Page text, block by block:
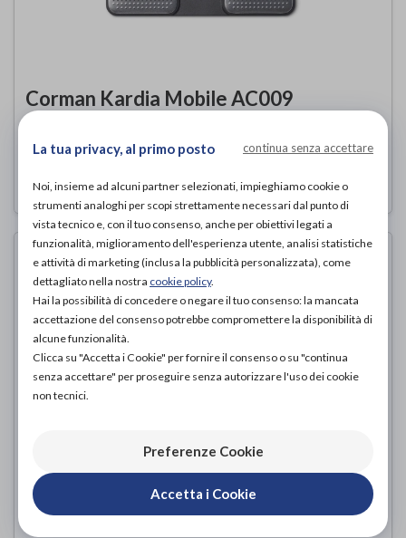
Corman Kardia Mobile AC009
di
PROVA E ACQUISTA IN NEGOZIO DA 119,00€
Coppia Cavi A Due Derivazioni
(blu+giallo)
diI-Tech Medical Division
La tua privacy, al primo posto continua senza accettare
Noi, insieme ad alcuni partner selezionati, impieghiamo cookie o
strumenti analoghi per scopi strettamente necessari dal punto di
vista tecnico e, con il tuo consenso, anche per obiettivi legati a
funzionalità, miglioramento dell'esperienza utente, analisi statistiche
e attività di marketing (inclusa la pubblicità personalizzata), come
dettagliato nella nostra cookie policy.
Hai la possibilità di concedere o negare il tuo consenso: la mancata
accettazione del consenso potrebbe compromettere la disponibilità di
alcune funzionalità.
Clicca su "Accetta i Cookie" per fornire il consenso o su "continua
senza accettare" per proseguire senza autorizzare l'uso dei cookie
non tecnici.
Preferenze Cookie
Accetta i Cookie